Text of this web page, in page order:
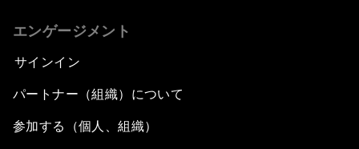
エンゲージメント
サインイン
パートナー（組織）について
参加する（個人、組織）